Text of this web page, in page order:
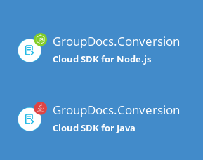
GroupDocs.Conversion
Cloud SDK for Node.js
GroupDocs.Conversion
Cloud SDK for Java